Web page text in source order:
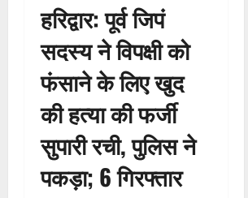
हरिद्वार: पूर्व जिपं
सदस्य ने विपक्षी को
फंसाने के लिए खुद
की हत्या की फर्जी
सुपारी रची, पुलिस ने
पकड़ा; 6 गिरफ्तार